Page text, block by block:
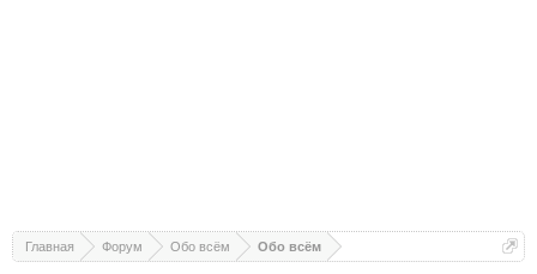
Главная Форум Обо всём Обо всём